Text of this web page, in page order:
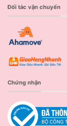
Đối tác vận chuyển
Chứng nhận